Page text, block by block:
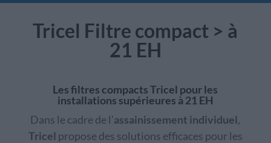
Tricel Filtre compact > à
21 EH
Les filtres compacts Tricel pour les
installations supérieures à 21 EH
Dans le cadre de l’assainissement individuel,
Tricel propose des solutions efficaces pour les